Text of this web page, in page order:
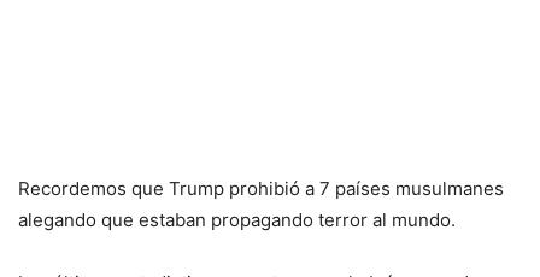
Recordemos que Trump prohibió a 7 países musulmanes
alegando que estaban propagando terror al mundo.